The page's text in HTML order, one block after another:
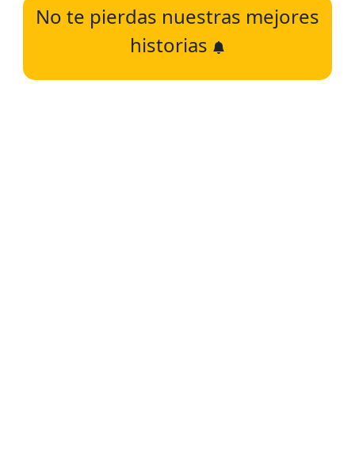
No te pierdas nuestras mejores
historias